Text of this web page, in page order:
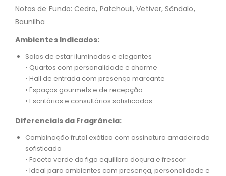
Notas de Fundo: Cedro, Patchouli, Vetiver, Sândalo,
Baunilha
Ambientes Indicados:
Salas de estar iluminadas e elegantes
• Quartos com personalidade e charme
• Hall de entrada com presença marcante
• Espaços gourmets e de recepção
• Escritórios e consultórios sofisticados
Diferenciais da Fragrância:
Combinação frutal exótica com assinatura amadeirada
sofisticada
• Faceta verde do figo equilibra doçura e frescor
• Ideal para ambientes com presença, personalidade e